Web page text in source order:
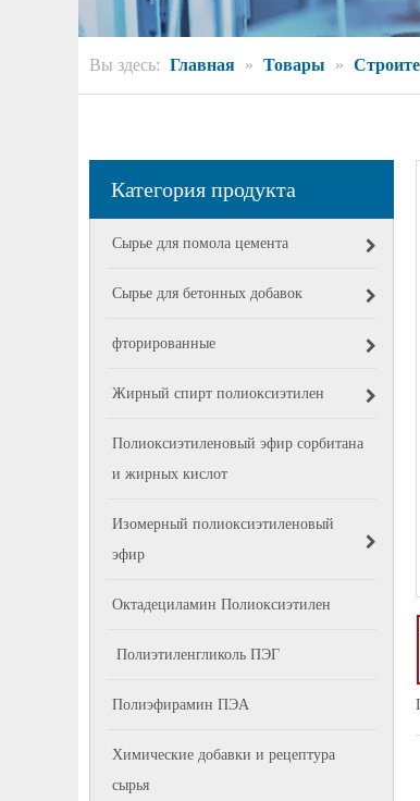
Вы здесь: Главная » Товары »
Категория продукта
Сырье для помола цемента
Сырье для бетонных добавок
фторированные
Жирный спирт полиоксиэтилен
Полиоксиэтиленовый эфир сорбитана
и жирных кислот
Изомерный полиоксиэтиленовый
эфир
Октадециламин Полиоксиэтилен
Полиэтиленгликоль ПЭГ
Полиэфирамин ПЭА
Химические добавки и рецептура
сырья